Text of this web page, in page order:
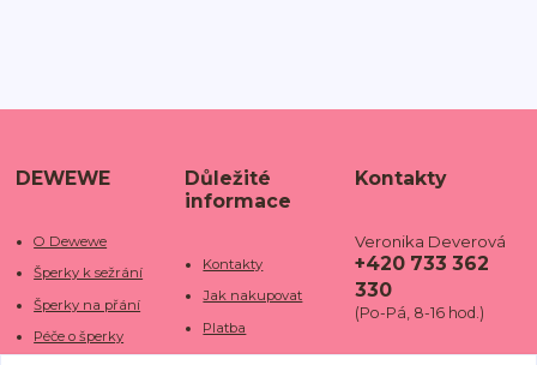
DEWEWE
O Dewewe
Šperky k sežrání
Šperky na přání
Péče o šperky
Důležité
informace
Kontakty
Jak nakupovat
Platba
Doba dodání
Kontakty
Veronika Deverová
+420 733 362
330
(Po-Pá, 8-16 hod.)